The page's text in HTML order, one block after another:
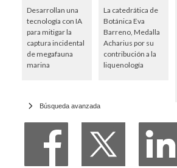
Desarrollan una
tecnología con IA
para mitigar la
captura incidental
de megafauna
marina
La catedrática de
Botánica Eva
Barreno, Medalla
Acharius por su
contribución a la
liquenología
Búsqueda avanzada